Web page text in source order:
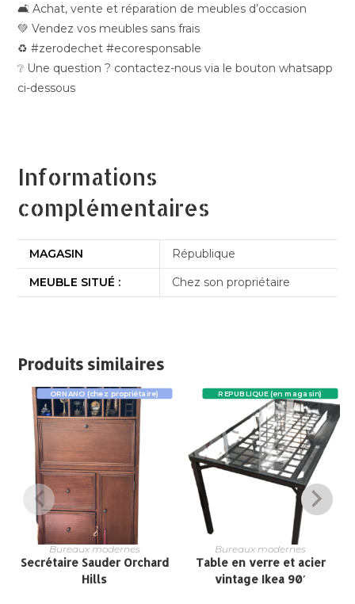
🛋️ Achat, vente et réparation de meubles d’occasion
💚 Vendez vos meubles sans frais
♻️ #zerodechet #ecoresponsable
❔ Une question ? contactez-nous via le bouton whatsapp
ci-dessous
Informations
complémentaires
MAGASIN
République
MEUBLE SITUÉ :
Chez son propriétaire
Produits similaires
ORNANO (chez propriétaire)
Bureaux modernes
Secrétaire Sauder Orchard
Hills
REPUBLIQUE (en magasin)
Bureaux modernes
Table en verre et acier
vintage Ikea 90′